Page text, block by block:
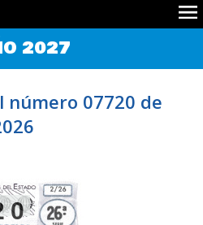
2027
número 07720 de